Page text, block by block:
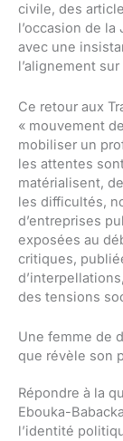
civile, des
l’occasion de
avec une
l’alignement
Ce retour aux
« mouvement
mobiliser un
les attentes
matérialisent,
les difficultés,
d’entreprises
exposées au
critiques,
des tensions
Une femme de
que révèle son
Répondre à la
Ebouka-
l’identité